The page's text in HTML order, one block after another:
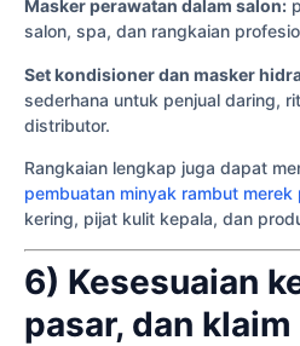
Masker perawatan dalam salon:
salon, spa, dan rangkaian
Set kondisioner dan masker
sederhana untuk penjual daring,
distributor.
Rangkaian lengkap juga dapat
pembuatan minyak rambut merek
kering, pijat kulit kepala, dan
6) Kesesuaian
pasar, dan klaim